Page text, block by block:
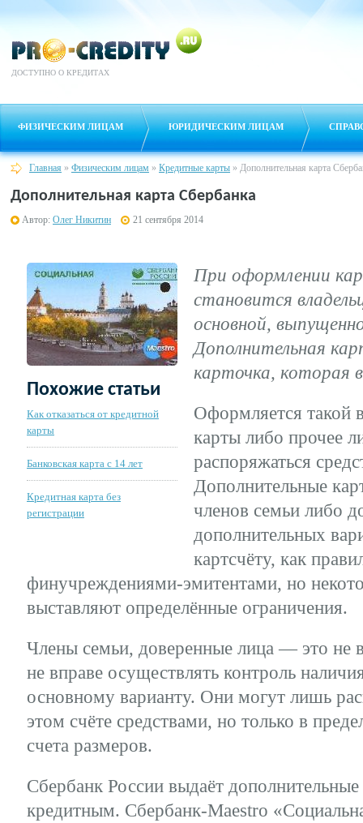
ДОСТУПНО О КРЕДИТАХ
ФИЗИЧЕСКИМ ЛИЦАМ ЮРИДИЧЕСКИМ ЛИЦАМ
Главная » Физическим лицам » Кредитные карты » Дополнительная карта
Дополнительная карта Сбербанка
Автор: Олег Никитин 21 сентября 2014
Похожие статьи
Как отказаться от кредитной
карты
Банковская карта с 14 лет
Кредитная карта без
регистрации
При оформлении
становится
основной,
Дополнительная
карточка, которая
Оформляется такой
карты либо прочее
распоряжаться
Дополнительные
членов семьи либо
дополнительных
картсчёту, как
финучреждениями-эмитентами, но
выставляют определённые ограничения.
Члены семьи, доверенные лица — это не
не вправе осуществлять контроль
основному варианту. Они могут лишь
этом счёте средствами, но только в
счета размеров.
Сбербанк России выдаёт
кредитным. Сбербанк-Maestro